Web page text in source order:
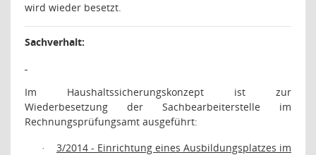
wird wieder besetzt.
Sachverhalt:
Im Haushaltssicherungskonzept ist zur
Wiederbesetzung der Sachbearbeiterstelle im
Rechnungsprüfungsamt ausgeführt:
·
3/2014 - Einrichtung eines Ausbildungsplatzes im